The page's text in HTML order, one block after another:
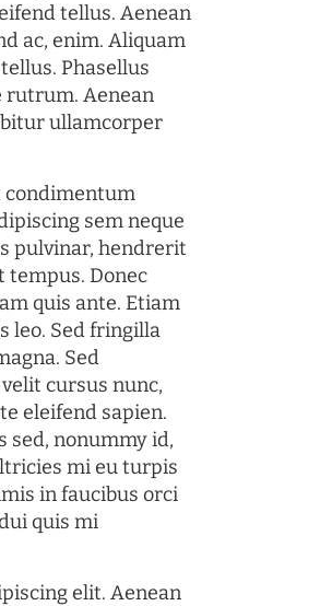
tellus. Aenean
ac, enim. Aliquam
Phasellus
rutrum. Aenean
ullamcorper
condimentum
sem neque
pulvinar, hendrerit
tempus. Donec
quis ante. Etiam
leo. Sed fringilla
Sed
cursus nunc,
eleifend sapien.
sed, nonummy id,
mi eu turpis
in faucibus orci
quis mi
elit. Aenean